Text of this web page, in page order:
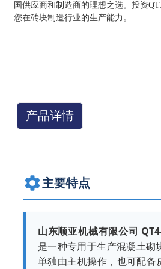
国供应商和制造商的理想之选。投资
您在砖块制造行业的生产能力。
产品详情
主要特点
山东顺亚机械有限公司
是一种专用于生产混凝土砌
单独由主机操作，也可配备